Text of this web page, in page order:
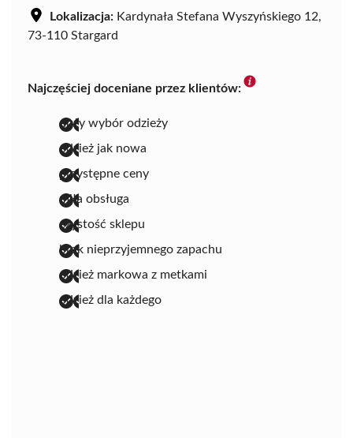
Lokalizacja: Kardynała Stefana Wyszyńskiego 12,
73-110 Stargard
Najczęściej doceniane przez klientów:
duży wybór odzieży
odzież jak nowa
przystępne ceny
miła obsługa
czystość sklepu
brak nieprzyjemnego zapachu
odzież markowa z metkami
odzież dla każdego